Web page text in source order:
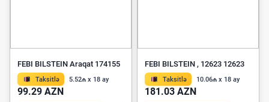
FEBI BILSTEIN Araqat 174155
Taksitlə 5.52₼ x 18 ay
99.29 AZN
FEBI BILSTEIN , 12623 12623
Taksitlə 10.06₼ x 18 ay
181.03 AZN